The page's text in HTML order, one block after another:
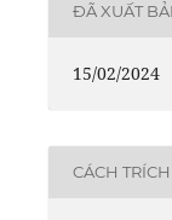
ĐÃ XUẤT
15/02/2024
CÁCH